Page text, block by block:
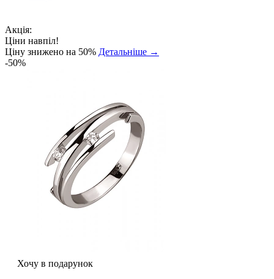
Акція:
Ціни навпіл!
Ціну знижено на 50% Детальніше →
-50%
Хочу в подарунок